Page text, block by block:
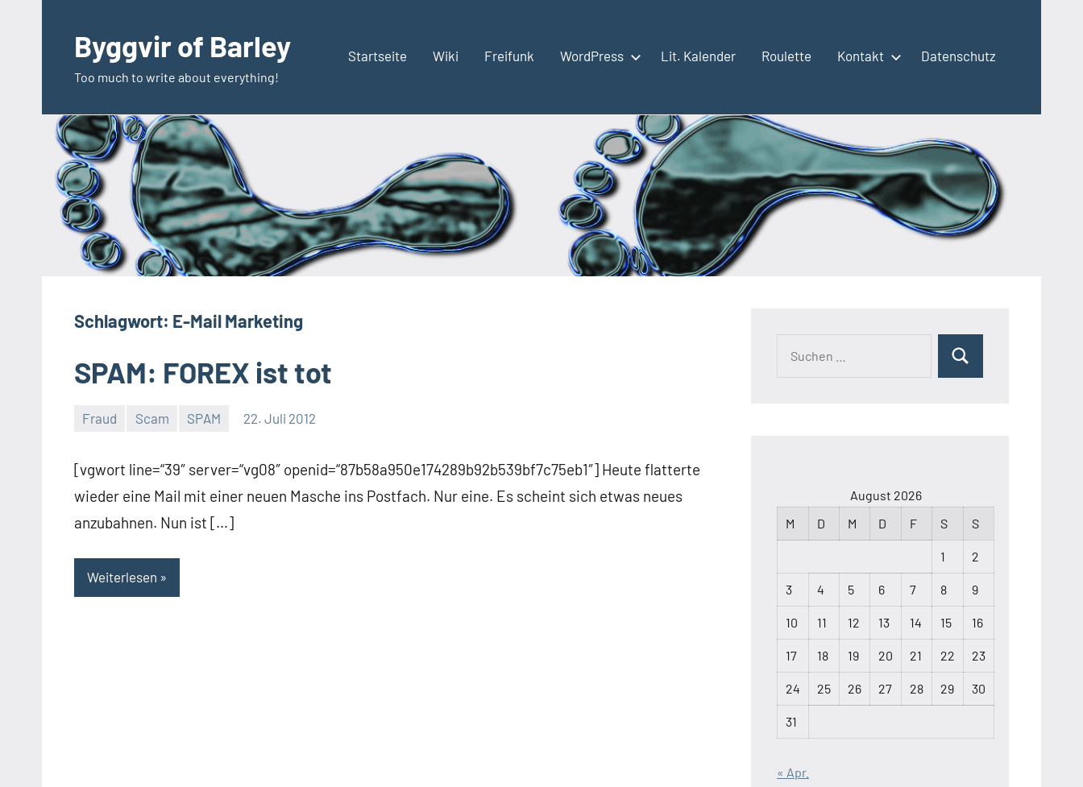
springenByggvir of Barley
Too much to write about everything!
Startseite Wiki Freifunk WordPress Lit. Kalender Roulette Kontakt Datenschutz
Schlagwort: E-Mail Marketing
SPAM: FOREX ist tot
Fraud Scam SPAM 22. Juli 2012
[vgwort line=“39″ server=“vg08″ openid=“87b58a950e174289b92b539bf7c75eb1″] Heute flatterte
wieder eine Mail mit einer neuen Masche ins Postfach. Nur eine. Es scheint sich etwas neues
anzubahnen. Nun ist […]
Weiterlesen
Suchen
August 2026
M
D M D F S S
1 2
3 4 5 6 7 8 9
10 11 12 13 14 15 16
17 18 19 20 21 22 23
24 25 26 27 28 29 30
31
« Apr.